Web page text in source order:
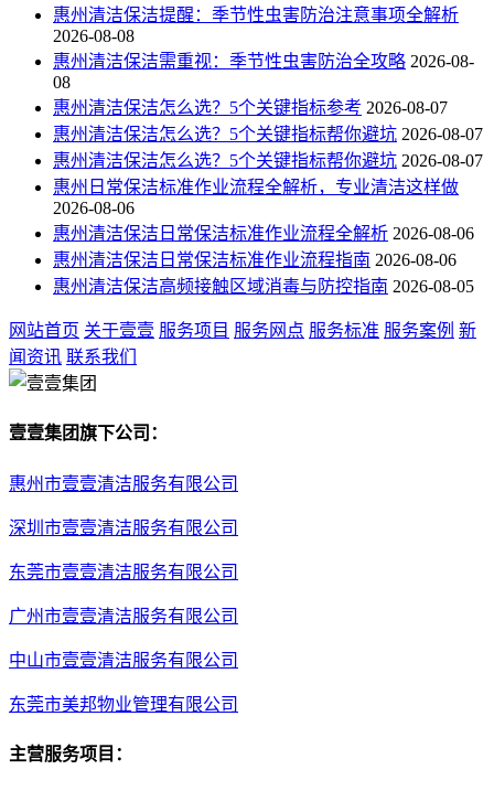
惠州清洁保洁提醒：季节性虫害防治注意事项全解析
2026-08-08
惠州清洁保洁需重视：季节性虫害防治全攻略 2026-08-
08
惠州清洁保洁怎么选？5个关键指标参考 2026-08-07
惠州清洁保洁怎么选？5个关键指标帮你避坑 2026-08-07
惠州清洁保洁怎么选？5个关键指标帮你避坑 2026-08-07
惠州日常保洁标准作业流程全解析，专业清洁这样做
2026-08-06
惠州清洁保洁日常保洁标准作业流程全解析 2026-08-06
惠州清洁保洁日常保洁标准作业流程指南 2026-08-06
惠州清洁保洁高频接触区域消毒与防控指南 2026-08-05
网站首页 关于壹壹 服务项目 服务网点 服务标准 服务案例 新
闻资讯 联系我们
壹壹集团旗下公司：
惠州市壹壹清洁服务有限公司
深圳市壹壹清洁服务有限公司
东莞市壹壹清洁服务有限公司
广州市壹壹清洁服务有限公司
中山市壹壹清洁服务有限公司
东莞市美邦物业管理有限公司
主营服务项目：